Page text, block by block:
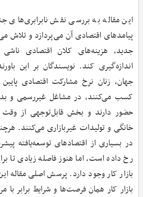
این مقاله به بررسی نقش نابرابری‌های
پیامدهای اقتصادی آن می‌پردازد و تلاش
جدید، هزینه‌های کلان اقتصادی ناشی
اندازه‌گیری کند. نویسندگان بر این
جهان، زنان نرخ مشارکت اقتصادی
کسب می‌کنند، در مشاغل غیررسمی و
حضور دارند و بخش قابل‌توجهی از
خانگی و تولیدات غیربازاری می‌کنند.
در بسیاری از اقتصادهای توسعه‌یافته
رخ داده است، اما هنوز فاصله زیادی تا
بازار کار وجود دارد. پرسش اصلی مقاله
بازار کار همان فرصت‌ها و شرایط برابر با